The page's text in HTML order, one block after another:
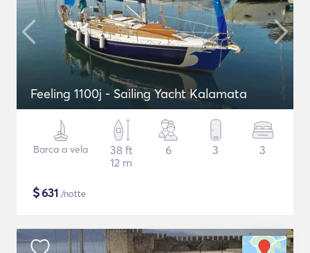
Feeling 1100j - Sailing Yacht Kalamata
Barca a vela
38 ft
12 m
6 3 3
$631 /notte